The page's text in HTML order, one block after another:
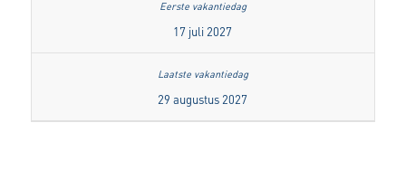
17 juli 2027
29 augustus 2027